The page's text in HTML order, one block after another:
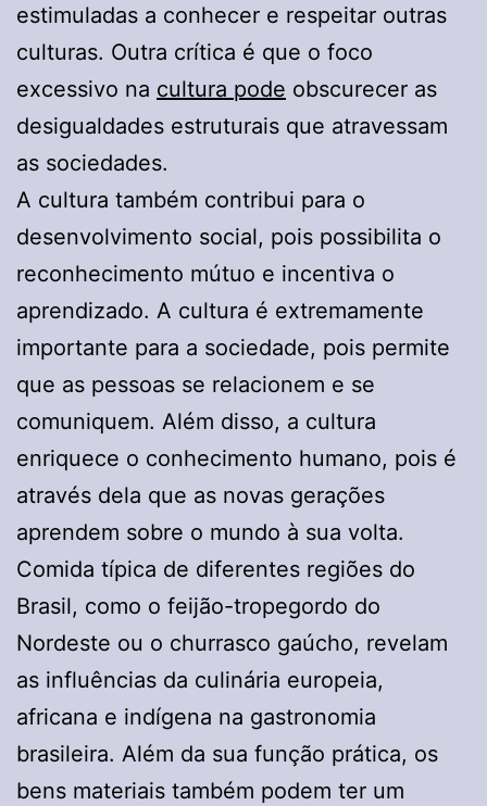
estimuladas a conhecer e respeitar outras
culturas. Outra crítica é que o foco
excessivo na cultura pode obscurecer as
desigualdades estruturais que atravessam
as sociedades.
A cultura também contribui para o
desenvolvimento social, pois possibilita o
reconhecimento mútuo e incentiva o
aprendizado. A cultura é extremamente
importante para a sociedade, pois permite
que as pessoas se relacionem e se
comuniquem. Além disso, a cultura
enriquece o conhecimento humano, pois é
através dela que as novas gerações
aprendem sobre o mundo à sua volta.
Comida típica de diferentes regiões do
Brasil, como o feijão-tropegordo do
Nordeste ou o churrasco gaúcho, revelam
as influências da culinária europeia,
africana e indígena na gastronomia
brasileira. Além da sua função prática, os
bens materiais também podem ter um